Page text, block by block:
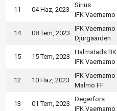
11 04 Haz, 2023
Sirius
IFK Vaernamo
14 08 Tem, 2023
IFK Vaernamo
Djurgaarden
15 15 Tem, 2023
Halmstads BK
IFK Vaernamo
12 10 Haz, 2023
IFK Vaernamo
Malmö FF
13 01 Tem, 2023
Degerfors
IFK Vaernamo